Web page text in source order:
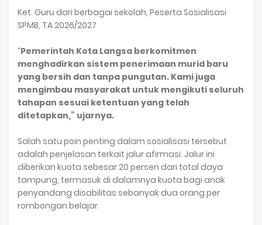
Ket. Guru dari berbagai sekolah, Peserta Sosialisasi
SPMB, TA 2026/2027
“Pemerintah Kota Langsa berkomitmen
menghadirkan sistem penerimaan murid baru
yang bersih dan tanpa pungutan. Kami juga
mengimbau masyarakat untuk mengikuti seluruh
tahapan sesuai ketentuan yang telah
ditetapkan,” ujarnya.
Salah satu poin penting dalam sosialisasi tersebut
adalah penjelasan terkait jalur afirmasi. Jalur ini
diberikan kuota sebesar 20 persen dari total daya
tampung, termasuk di dalamnya kuota bagi anak
penyandang disabilitas sebanyak dua orang per
rombongan belajar.